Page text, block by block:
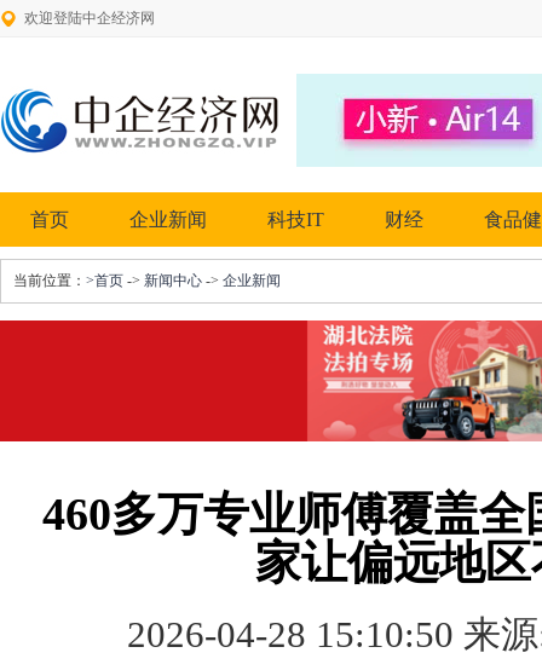
欢迎登陆中企经济网
首页 企业新闻 科技IT 财经 食品
当前位置： >首页 -> 新闻中心 -> 企业新闻
460多万专业师傅覆盖
家让偏远地
2026-04-28 15:10:50 来